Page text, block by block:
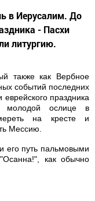
в Иерусалим. До
- Пасхи
литургию.
также как Вербное
событий последних
праздника
молодой ослице в
на кресте и
Мессию.
его путь пальмовыми
как обычно